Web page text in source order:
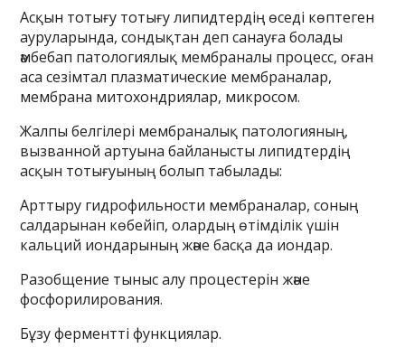
Асқын тотығу тотығу липидтердің өседі көптеген
ауруларында, сондықтан деп санауға болады
әмбебап патологиялық мембраналы процесс, оған
аса сезімтал плазматические мембраналар,
мембрана митохондриялар, микросом.
Жалпы белгілері мембраналық патологияның,
вызванной артуына байланысты липидтердің
асқын тотығуының болып табылады:
Арттыру гидрофильности мембраналар, соның
салдарынан көбейіп, олардың өтімділік үшін
кальций иондарының және басқа да иондар.
Разобщение тыныс алу процестерін және
фосфорилирования.
Бұзу ферментті функциялар.